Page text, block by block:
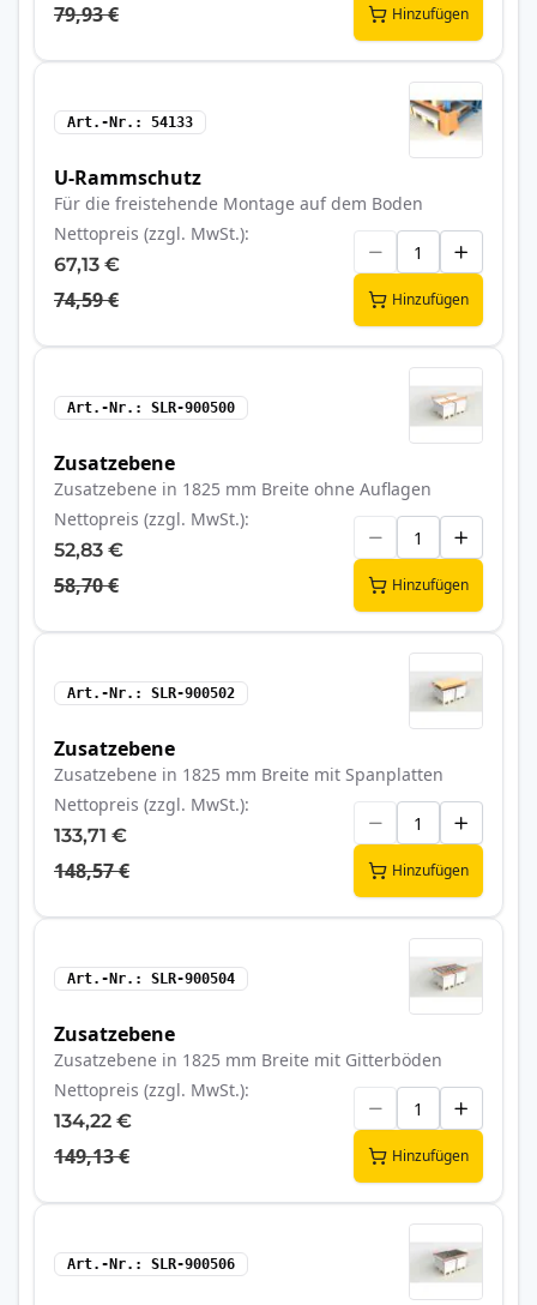
79,93 € Hinzufügen
Art.-Nr. 54133
U-Rammschutz
Für die freistehende Montage auf dem Boden
Nettopreis (zzgl. MwSt.)
67,13 €
74,59 € Hinzufügen
Art.-Nr. SLR-900500
Zusatzebene
Zusatzebene in 1825 mm Breite ohne Auflagen
Nettopreis (zzgl. MwSt.)
52,83 €
58,70 € Hinzufügen
Art.-Nr. SLR-900502
Zusatzebene
Zusatzebene in 1825 mm Breite mit Spanplatten
Nettopreis (zzgl. MwSt.)
133,71 €
148,57 € Hinzufügen
Art.-Nr. SLR-900504
Zusatzebene
Zusatzebene in 1825 mm Breite mit Gitterböden
Nettopreis (zzgl. MwSt.)
134,22 €
149,13 € Hinzufügen
Art.-Nr. SLR-900506